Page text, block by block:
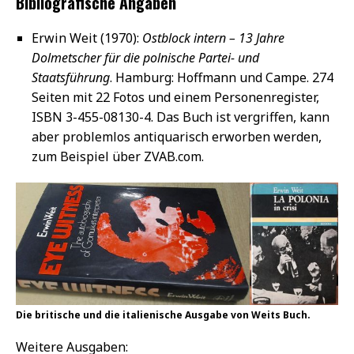
Erwin Weit (1970): Ostblock intern – 13 Jahre
Dolmetscher für die polnische Partei- und
Staatsführung. Hamburg: Hoffmann und Campe. 274
Seiten mit 22 Fotos und einem Personenregister,
ISBN 3-455-08130-4. Das Buch ist vergriffen, kann
aber problemlos antiquarisch erworben werden,
zum Beispiel über ZVAB.com.
Die britische und die italienische Ausgabe von Weits Buch.
Weitere Ausgaben: